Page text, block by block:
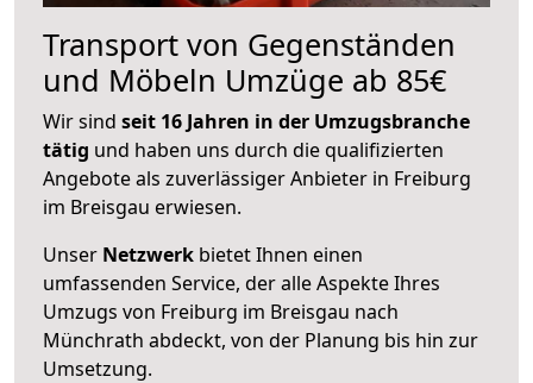
Transport von Gegenständen
und Möbeln Umzüge ab 85€
Wir sind seit 16 Jahren in der Umzugsbranche
tätig und haben uns durch die qualifizierten
Angebote als zuverlässiger Anbieter in Freiburg
im Breisgau erwiesen.
Unser Netzwerk bietet Ihnen einen
umfassenden Service, der alle Aspekte Ihres
Umzugs von Freiburg im Breisgau nach
Münchrath abdeckt, von der Planung bis hin zur
Umsetzung.